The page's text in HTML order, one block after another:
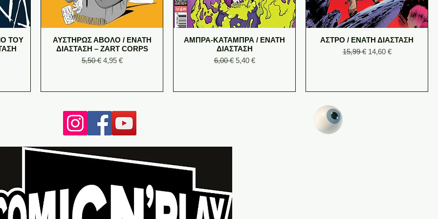
ΤΟΥ
ΑΥΣΤΗΡΩΣ ΑΒΟΛΟ / ΕΝΑΤΗ
ΔΙΑΣΤΑΣΗ – ZART CORPS
Regular Price
5,50 € Sale Price
4,95 €
ΑΜΠΡΑ-ΚΑΤΑΜΠΡΑ / ΕΝΑΤΗ
ΔΙΑΣΤΑΣΗ
Regular Price
6,00 € Sale Price
5,40 €
ΑΣΤΡΟ / ΕΝΑΤΗ ΔΙΑΣΤΑΣΗ
Regular Price
15,99 € Sale Price
14,60 €